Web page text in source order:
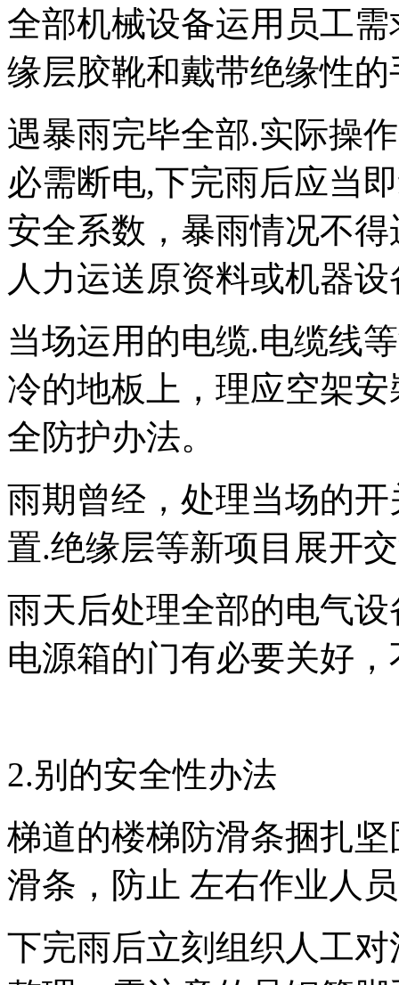
全部机械设备运用员工
缘层胶靴和戴带绝缘性的
遇暴雨完毕全部.实际操
必需断电,下完雨后应当
安全系数，暴雨情况不
人力运送原资料或机器
当场运用的电缆.电缆线
冷的地板上，理应空架
全防护办法。
雨期曾经，处理当场的
置.绝缘层等新项目展开
雨天后处理全部的电气
电源箱的门有必要关好
2.别的安全性办法
梯道的楼梯防滑条捆扎
滑条，防止 左右作业人
下完雨后立刻组织人工